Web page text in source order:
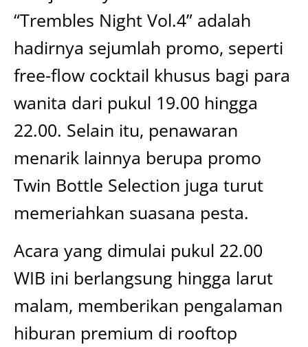
“Trembles Night Vol.4” adalah
hadirnya sejumlah promo, seperti
free-flow cocktail khusus bagi para
wanita dari pukul 19.00 hingga
22.00. Selain itu, penawaran
menarik lainnya berupa promo
Twin Bottle Selection juga turut
memeriahkan suasana pesta.
Acara yang dimulai pukul 22.00
WIB ini berlangsung hingga larut
malam, memberikan pengalaman
hiburan premium di rooftop